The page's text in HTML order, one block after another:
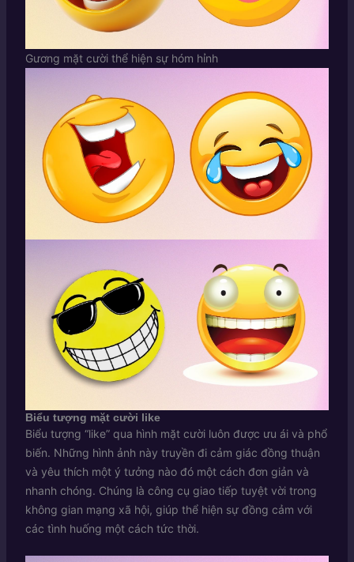
Gương mặt cười thể hiện sự hóm hỉnh
Biểu tượng mặt cười like
Biểu tượng “like” qua hình mặt cười luôn được ưu ái và phổ
biến. Những hình ảnh này truyền đi cảm giác đồng thuận
và yêu thích một ý tưởng nào đó một cách đơn giản và
nhanh chóng. Chúng là công cụ giao tiếp tuyệt vời trong
không gian mạng xã hội, giúp thể hiện sự đồng cảm với
các tình huống một cách tức thời.